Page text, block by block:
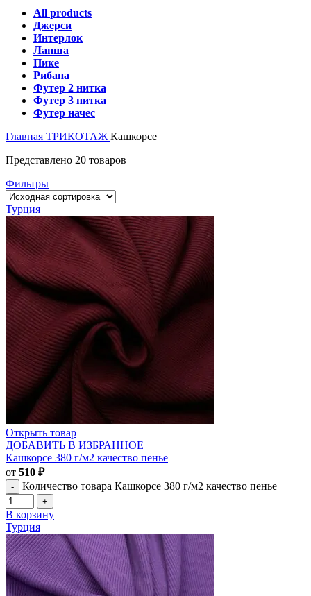
All products
Джерси
Интерлок
Лапша
Пике
Рибана
Футер 2 нитка
Футер 3 нитка
Футер начес
Главная ТРИКОТАЖ Кашкорсе
Представлено 20 товаров
Фильтры
Турция
Открыть товар
ДОБАВИТЬ В ИЗБРАННОЕ
Кашкорсе 380 г/м2 качество пенье
от 510 ₽
Количество товара Кашкорсе 380 г/м2 качество пенье
В корзину
Турция